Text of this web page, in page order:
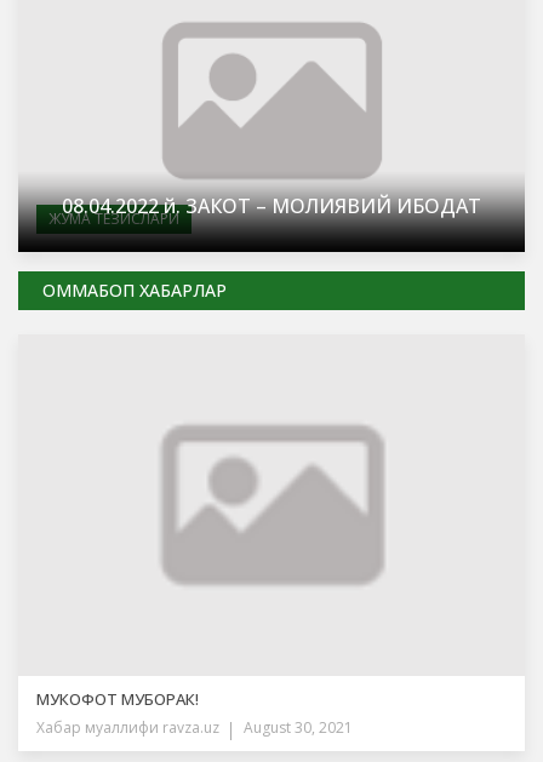
ЖУМА ТЕЗИСЛАРИ
08.04.2022 й. ЗАКОТ – МОЛИЯВИЙ ИБОДАТ
ОММАБОП ХАБАРЛАР
МУКОФОТ МУБОРАК!
Хабар муаллифи ravza.uz August 30, 2021